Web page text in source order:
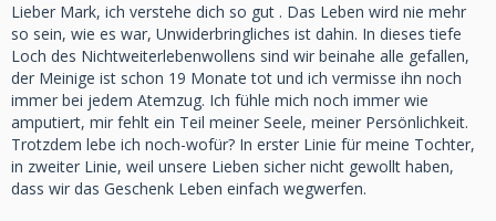
Lieber Mark, ich verstehe dich so gut . Das Leben wird nie mehr
so sein, wie es war, Unwiderbringliches ist dahin. In dieses tiefe
Loch des Nichtweiterlebenwollens sind wir beinahe alle gefallen,
der Meinige ist schon 19 Monate tot und ich vermisse ihn noch
immer bei jedem Atemzug. Ich fühle mich noch immer wie
amputiert, mir fehlt ein Teil meiner Seele, meiner Persönlichkeit.
Trotzdem lebe ich noch-wofür? In erster Linie für meine Tochter,
in zweiter Linie, weil unsere Lieben sicher nicht gewollt haben,
dass wir das Geschenk Leben einfach wegwerfen.